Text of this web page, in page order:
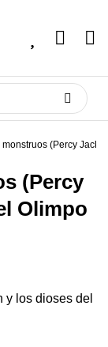
monstruos (Percy
(Percy
Olimpo